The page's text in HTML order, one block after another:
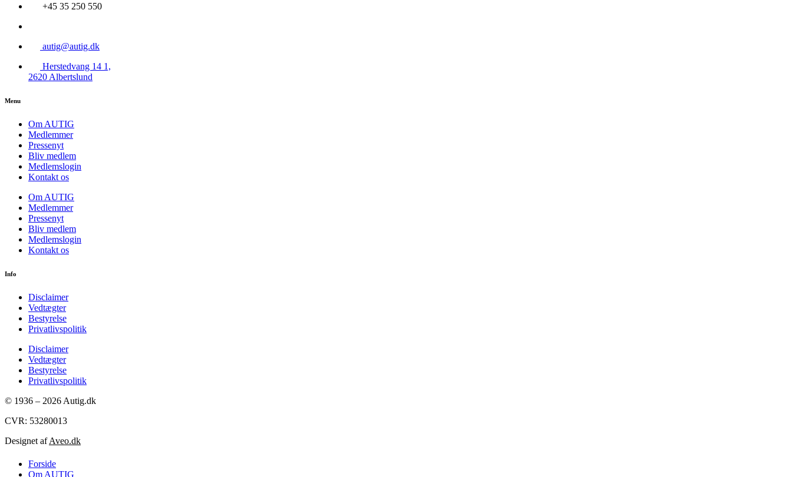
+45 35 250 550
autig@autig.dk
Herstedvang 14 1,
2620 Albertslund
Menu
Om AUTIG
Medlemmer
Pressenyt
Bliv medlem
Medlemslogin
Kontakt os
Om AUTIG
Medlemmer
Pressenyt
Bliv medlem
Medlemslogin
Kontakt os
Info
Disclaimer
Vedtægter
Bestyrelse
Privatlivspolitik
Disclaimer
Vedtægter
Bestyrelse
Privatlivspolitik
© 1936 – 2026 Autig.dk
CVR: 53280013
Designet afAveo.dk
Forside
Om AUTIG